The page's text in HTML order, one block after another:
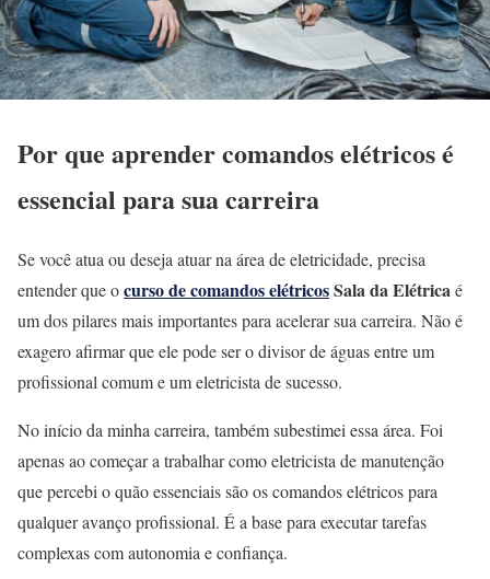
Por que aprender comandos elétricos é
essencial para sua carreira
Se você atua ou deseja atuar na área de eletricidade, precisa
entender que ocurso de comandos elétricosSala da Elétricaé
um dos pilares mais importantes para acelerar sua carreira. Não é
exagero afirmar que ele pode ser o divisor de águas entre um
profissional comum e um eletricista de sucesso.
No início da minha carreira, também subestimei essa área. Foi
apenas ao começar a trabalhar como eletricista de manutenção
que percebi o quão essenciais são os comandos elétricos para
qualquer avanço profissional. É a base para executar tarefas
complexas com autonomia e confiança.